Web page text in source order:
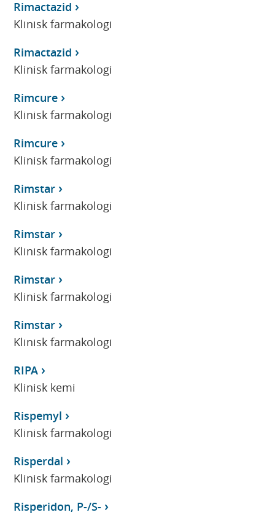
Rimactazid
Klinisk farmakologi
Rimactazid
Klinisk farmakologi
Rimcure
Klinisk farmakologi
Rimcure
Klinisk farmakologi
Rimstar
Klinisk farmakologi
Rimstar
Klinisk farmakologi
Rimstar
Klinisk farmakologi
Rimstar
Klinisk farmakologi
RIPA
Klinisk kemi
Rispemyl
Klinisk farmakologi
Risperdal
Klinisk farmakologi
Risperidon, P-/S-